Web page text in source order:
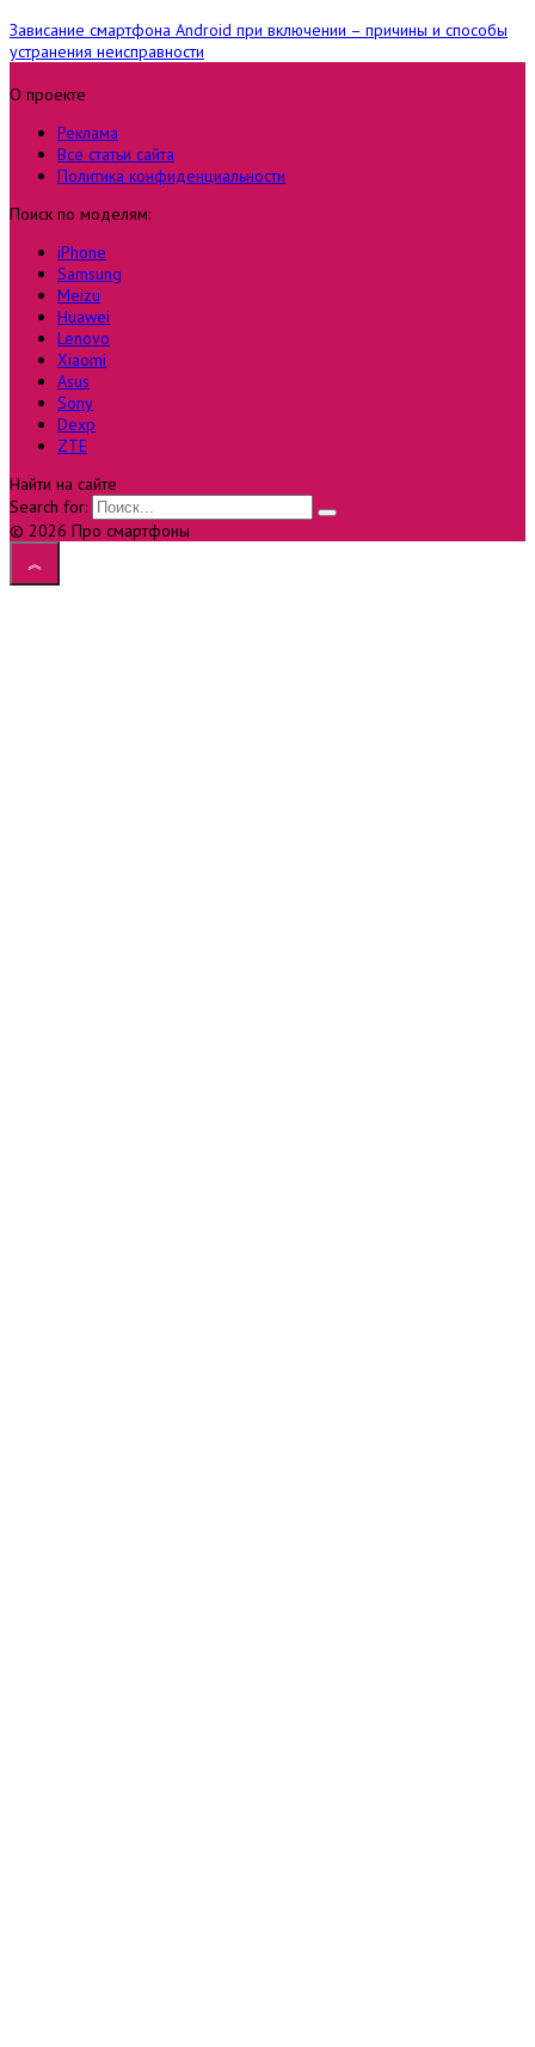
Зависание смартфона Android при включении – причины и способы
устранения неисправности
О проекте
Реклама
Все статьи сайта
Политика конфиденциальности
Поиск по моделям:
iPhone
Samsung
Meizu
Huawei
Lenovo
Xiaomi
Asus
Sony
Dexp
ZTE
Найти на сайте
Search for:
© 2026 Про смартфоны